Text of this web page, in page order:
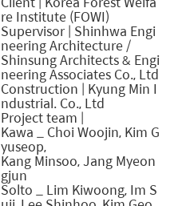
re Institute (FOWI)
Supervisor | Shinhwa Engi
neering Architecture /
Shinsung Architects & Engi
neering Associates Co., Ltd
Construction | Kyung Min I
ndustrial. Co., Ltd
Project team |
Kawa _ Choi Woojin, Kim G
yuseop,
Kang Minsoo, Jang Myeon
gjun
Solto _ Lim Kiwoong, Im S